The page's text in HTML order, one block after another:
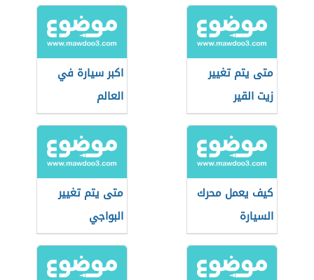
متى يتم تغيير
زيت القير
اكبر سيارة في
العالم
كيف يعمل محرك
السيارة
متى يتم تغيير
البواجي